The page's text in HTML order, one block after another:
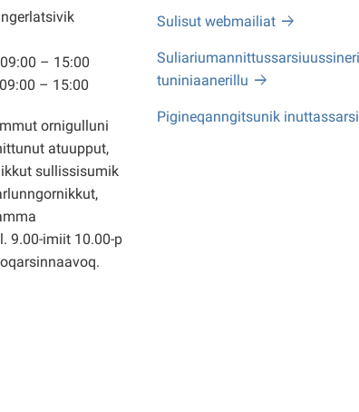
– 15:00
– 15:00
ornigulluni
atuupput,
sullissisumik
9.00-imiit 10.00-p
Sulisut webmailiat
tuniniaanerillu
Pigineqanngitsunik